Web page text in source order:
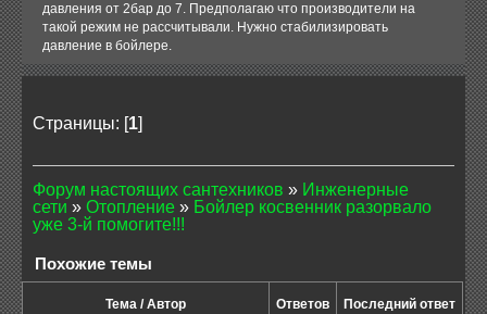
давления от 2бар до 7. Предполагаю что производители на
такой режим не рассчитывали. Нужно стабилизировать
давление в бойлере.
Страницы: [1]
Форум настоящих сантехников » Инженерные
сети » Отопление » Бойлер косвенник разорвало
уже 3-й помогите!!!
Похожие темы
Тема / Автор Ответов Последний ответ